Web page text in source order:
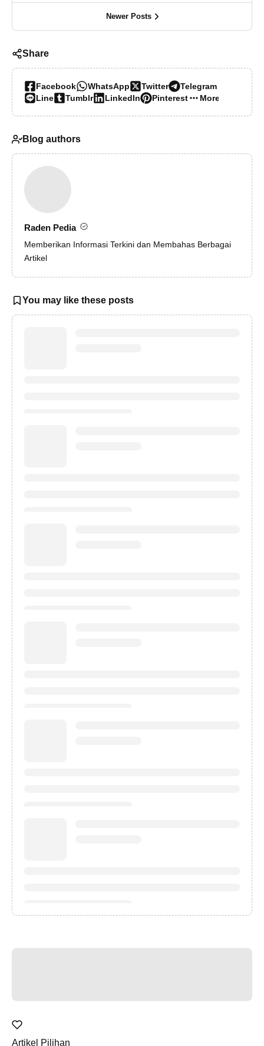
Newer Posts
Share
Facebook WhatsApp Twitter
Telegram
Line
Tumblr LinkedIn Pinterest More…
Blog authors
Raden Pedia
Memberikan Informasi Terkini dan Membahas Berbagai
Artikel
You may like these posts
Artikel Pilihan